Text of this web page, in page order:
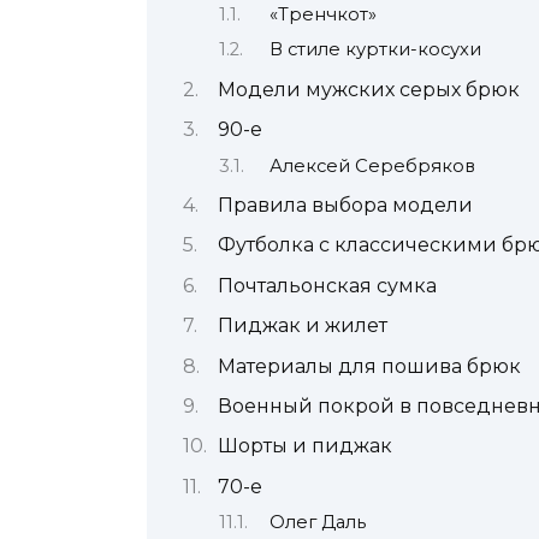
«Тренчкот»
В стиле куртки-косухи
Модели мужских серых брюк
90-е
Алексей Серебряков
Правила выбора модели
Футболка с классическими
Почтальонская сумка
Пиджак и жилет
Материалы для пошива брюк
Военный покрой в
Шорты и пиджак
70-е
Олег Даль